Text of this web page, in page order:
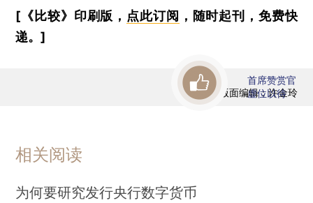
[《比较》印刷版， 点此订阅 ，随时起刊，免费快
递。]
版面编辑：许金玲
首席赞赏官
虚位以待
相关阅读
为何要研究发行央行数字货币